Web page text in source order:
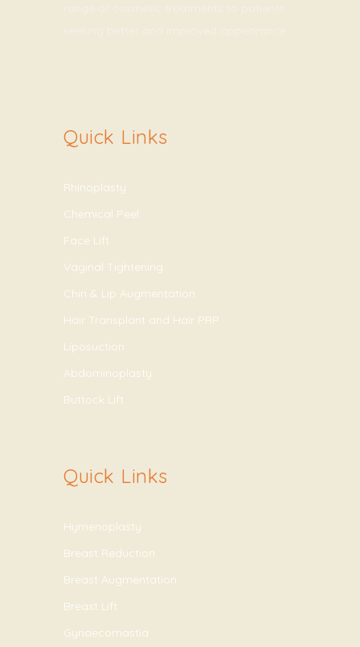
range of cosmetic treatments to patients
seeking better and improved appearance.
Quick Links
Rhinoplasty
Chemical Peel
Face Lift
Vaginal Tightening
Chin & Lip Augmentation
Hair Transplant and Hair PRP
Liposuction
Abdominoplasty
Buttock Lift
Quick Links
Hymenoplasty
Breast Reduction
Breast Augmentation
Breast Lift
Gynaecomastia